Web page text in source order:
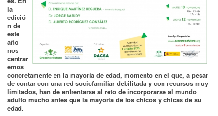
la
edició
n de
este
año
nos
centrar
emos
concretamente en la mayoría de edad, momento en el que, a pesar
de contar con una red sociofamiliar debilitada y con recursos muy
limitados, han de enfrentarse al reto de incorporarse al mundo
adulto mucho antes que la mayoría de los chicos y chicas de su
edad.